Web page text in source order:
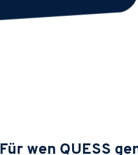
Für wen QUESS